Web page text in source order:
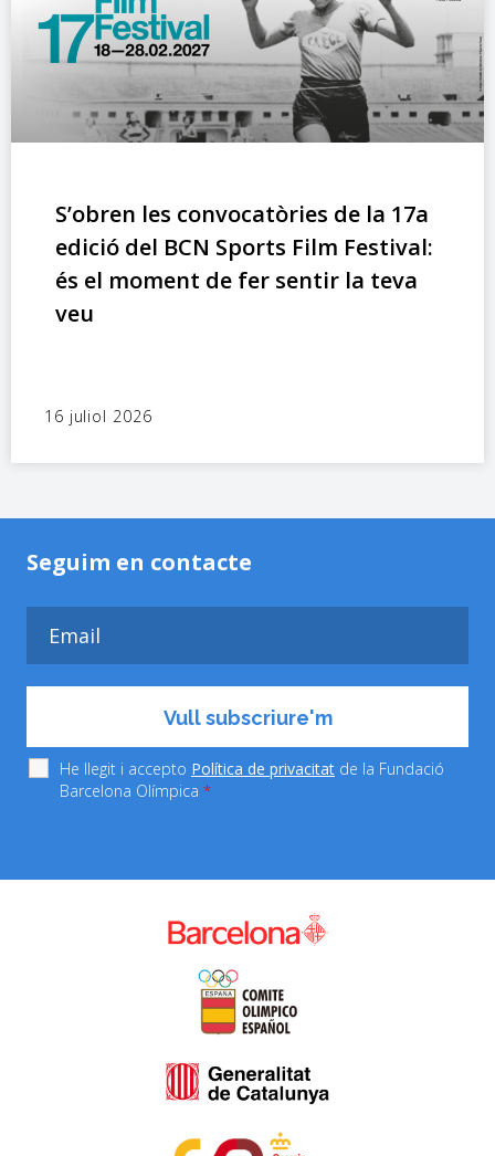
S’obren les convocatòries de la 17a
edició del BCN Sports Film Festival:
és el moment de fer sentir la teva
veu
16 juliol 2026
Seguim en contacte
He llegit i accepto Política de privacitat de la Fundació
Barcelona Olímpica *